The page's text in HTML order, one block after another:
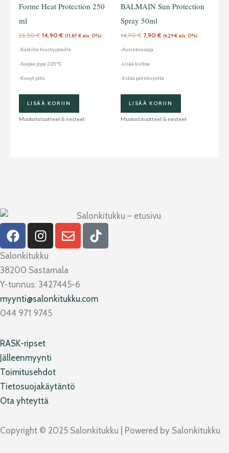
Forme Heat Protection 250
ml
23,50€ 14,90€ (11,87€ alv. 0%)
-Kaikille hiustyypeille
-Suojaa jopa 220°C
-Kevyt pito
LISÄÄ KORIIN
Muotoilutuotteet & nesteet
BALMAIN Sun Protection
Spray 50ml
14,90€ 7,90€ (6,29€ alv. 0%)
-Aurinkosuoja
-Lisää kiiltoa
-Estää pörröisyyttä
LISÄÄ KORIIN
Muotoilutuotteet & nesteet
F
a
c
e
b
o
o
k
I
n
s
t
a
g
r
a
E
n
e
l
o
p
T
i
Salonkitukku
38200 Sastamala
Y-tunnus: 3427445-6
myynti@salonkitukku.com
044 971 9745
RASK-ripset
Jälleenmyynti
Toimitusehdot
Tietosuojakäytäntö
Ota yhteyttä
Copyright © 2025 Salonkitukku | Powered by Salonkitukku